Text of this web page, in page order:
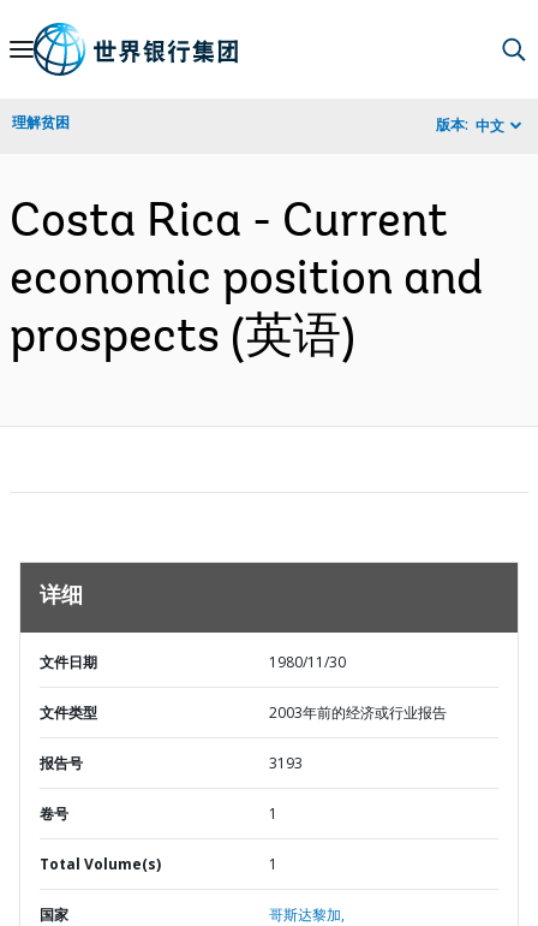
Skip
Navigation
理解贫困 版本: 中文
Costa Rica - Current
economic position and
prospects (英语)
详细
文件日期 1980/11/30
文件类型 2003年前的经济或行业报告
报告号 3193
卷号 1
Total Volume(s) 1
国家 哥斯达黎加,